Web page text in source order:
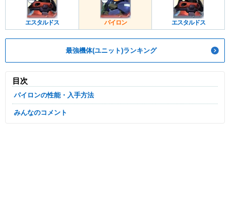
エスタルドス パイロン エスタルドス
最強機体(ユニット)ランキング
目次
パイロンの性能・入手方法
みんなのコメント